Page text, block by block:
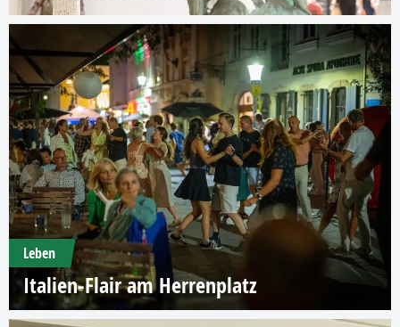
Leben
Italien-Flair am Herrenplatz